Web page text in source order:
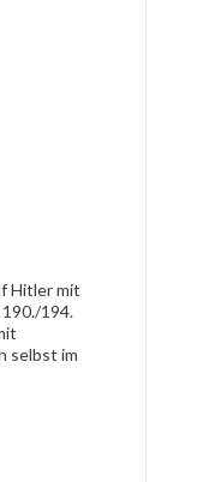
Hitler mit
194.
selbst im